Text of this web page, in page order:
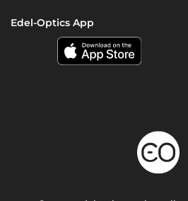
Edel-Optics App